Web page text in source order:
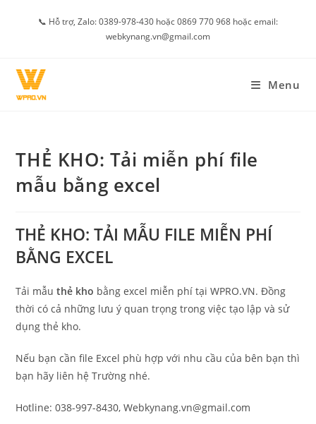
📞 Hỗ trợ, Zalo: 0389-978-430 hoặc 0869 770 968 hoặc email:
webkynang.vn@gmail.com
Menu
THẺ KHO: Tải miễn phí file
mẫu bằng excel
THẺ KHO: TẢI MẪU FILE MIỄN PHÍ
BẰNG EXCEL
Tải mẫuthẻ kho bằng excel miễn phí tại WPRO.VN. Đồng
thời có cả những lưu ý quan trọng trong việc tạo lập và sử
dụng thẻ kho.
Nếu bạn cần file Excel phù hợp với nhu cầu của bên bạn thì
bạn hãy liên hệ Trường nhé.
Hotline: 038-997-8430, Webkynang.vn@gmail.com